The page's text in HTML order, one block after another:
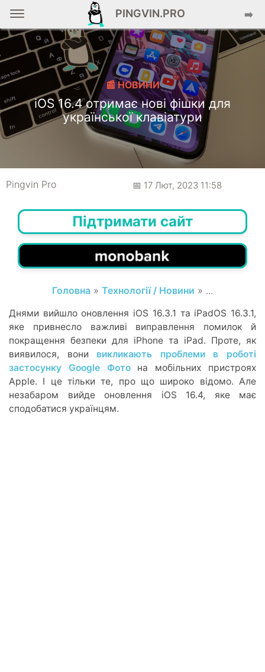
PINGVIN.PRO ➡️
📰 НОВИНИ
iOS 16.4 отримає нові фішки для
української клавіатури
Pingvin Pro 📅 17 Лют, 2023 11:58
Підтримати сайт
Головна » Технології / Новини » ...
Днями вийшло оновлення iOS 16.3.1 та iPadOS 16.3.1,
яке привнесло важливі виправлення помилок й
покращення безпеки для iPhone та iPad. Проте, як
виявилося, вони викликають проблеми в роботі
застосунку Google Фотона мобільних пристроях
Apple. І це тільки те, про що широко відомо. Але
незабаром вийде оновлення iOS 16.4, яке має
сподобатися українцям.